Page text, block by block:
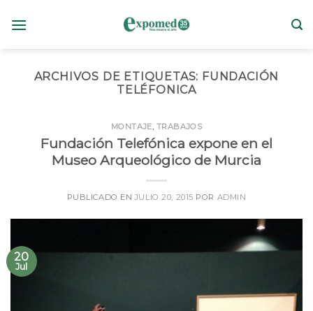
ARCHIVOS DE ETIQUETAS: FUNDACIÓN
TELÉFONICA
MONTAJE, TRABAJOS
Fundación Telefónica expone en el
Museo Arqueológico de Murcia
PUBLICADO ENJULIO 20, 2015 POR ADMIN
20
Jul